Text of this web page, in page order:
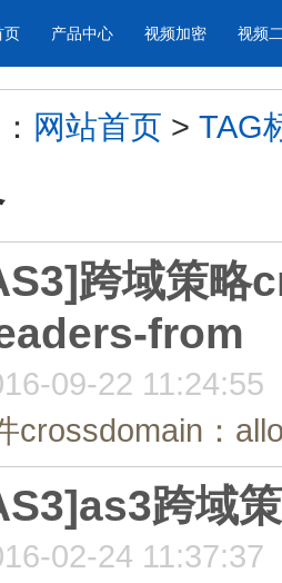
页 产品中心
屏
防篡改
帮助企业视频
视频加密 视频
，添加视频
工作汇报
工作场景的工作
年会节目
： 网站首页 > TAG
跨域策
from
09-22 11:24:55
crossdomain：
跨域
02-24 11:37:37